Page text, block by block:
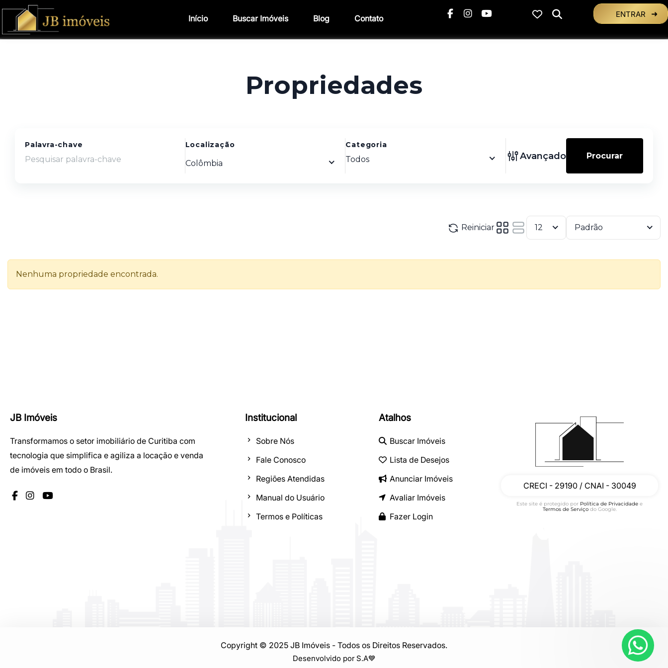
JB Imóveis
Transformamos o setor imobiliário de Curitiba com
tecnologia que simplifica e agiliza a locação e venda
de imóveis em todo o Brasil.
Institucional
Sobre Nós
Fale Conosco
Regiões Atendidas
Manual do Usuário
Termos e Políticas
Atalhos
Buscar Imóveis
Lista de Desejos
Anunciar Imóveis
Avaliar Imóveis
Fazer Login
CRECI - 29190 / CNAI - 30049
Este site é protegido por Política de Privacidade e
Termos de Serviçodo Google.
Copyright © 2025 JB Imóveis - Todos os Direitos Reservados.
Desenvolvido por S.A💙
Início Buscar Imóveis Blog Contato ENTRAR